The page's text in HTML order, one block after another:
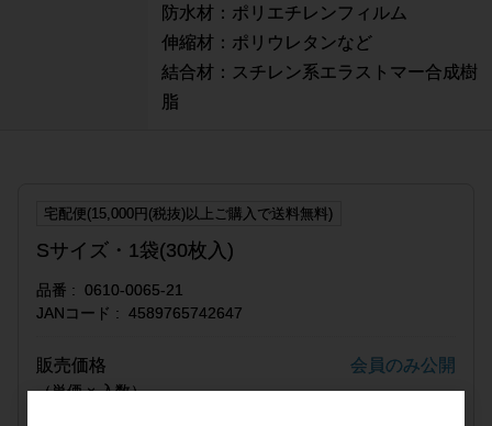
防水材：ポリエチレンフィルム
伸縮材：ポリウレタンなど
結合材：スチレン系エラストマー合成樹
脂
宅配便(15,000円(税抜)以上ご購入で送料無料)
Sサイズ・1袋(30枚入)
品番
0610-0065-21
JANコード
4589765742647
販売価格
（単価 × 入数）
会員のみ公開